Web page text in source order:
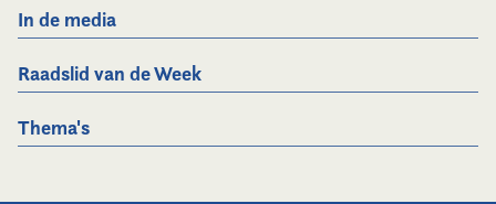
In de media
Raadslid van de Week
Thema's